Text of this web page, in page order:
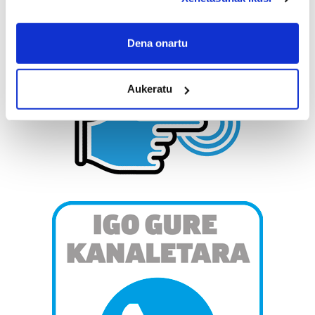
If you allow, we would also like to:
Collect information about your geographical
Identify your device by actively scanning it for
specific characteristics (fingerprinting)
Find out more about how your personal data is processed
and set your preferences in thedetails section
Guk eta gure bazkideek zure datu pertsonalak
teknologia erabiliz, cookieak adibidez, iragarki eta eduki
pertsonalizatuak eskaintzeko, iragarkiak eta edukia
neurtzeko, jendeari buruzko informazioa biltzeko eta
produktuak garatzeko. Zure datuak nork eta zertarako
erabiltzen dituen hauta dezakezu.
Dena onartu
Aukeratu